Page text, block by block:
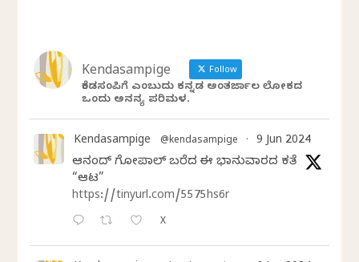
Kendasampige Follow
ಕೆಂಡಸಂಪಿಗೆ ಎಂಬುದು ಕನ್ನಡ ಅಂತರ್ಜಾಲ ಲೋಕದ
ಒಂದು ಅನನ್ಯ ಪರಿಮಳ.
Kendasampige @kendasampige · 9 Jun 2024
ಆನಂದ್‌ ಗೋಪಾಲ್‌ ಬರೆದ ಈ ಭಾನುವಾರದ ಕತೆ
“ಆಟ”
https://tinyurl.com/5575hs6r
X